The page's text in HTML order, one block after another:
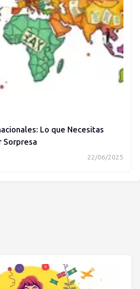
Lo que Necesitas
Sorpresa
22/06/2025